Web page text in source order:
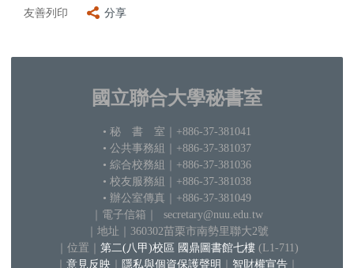
友善列印 分享
國立聯合大學秘書室
• 秘 書 室 ｜+886-37-381041
• 公共事務組｜+886-37-381037
• 綜合校務組｜+886-37-381036
• 校友服務組｜+886-37-381038
• 辦公室傳真｜+886-37-381049
｜電子信箱 ｜ secretary@nuu.edu.tw
｜地址｜360302苗栗市南勢里聯大2號
位置｜ 第二(八甲)校區 國鼎圖書館七樓(L1-711)
意見反映 隱私與個資保護聲明 智財權宣告